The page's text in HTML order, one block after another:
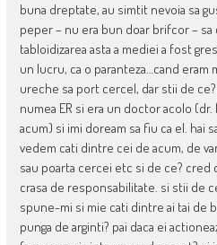
buna dreptate, au simtit nevoia sa
peper – nu era bun doar brifcor –
tabloidizarea asta a mediei a fost
un lucru, ca o paranteza…cand eram
ureche sa port cercel, dar stii de
numea ER si era un doctor acolo
acum) si imi doream sa fiu ca el. hai
vedem cati dintre cei de acum, de
sau poarta cercei etc si de ce? cred
crasa de responsabilitate. si stii de
spune-mi si mie cati dintre ai tai de
punga de arginti? pai daca ei